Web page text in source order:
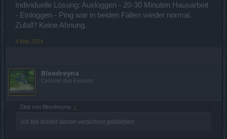
Individuelle Lösung: Ausloggen - 20-30 Minuten Hausarbeit
- Einloggen - Ping war in beiden Fällen wieder normal.
Zufall? Keine Ahnung.
4 Mai 2024
Bloodreyna
Colonel des Forums
Zitat von Bloodreyna: ↑
ich bin bisher davon verschont geblieben